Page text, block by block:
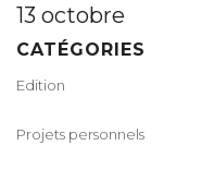
13 octobre
CATÉGORIES
Edition
Projets personnels